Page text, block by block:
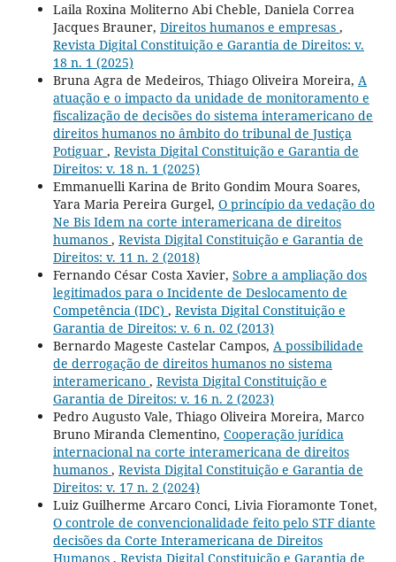
Laila Roxina Moliterno Abi Cheble, Daniela Correa
Jacques Brauner, Direitos humanos e empresas ,
Revista Digital Constituição e Garantia de Direitos: v.
18 n. 1 (2025)
Bruna Agra de Medeiros, Thiago Oliveira Moreira, A
atuação e o impacto da unidade de monitoramento e
fiscalização de decisões do sistema interamericano de
direitos humanos no âmbito do tribunal de Justiça
Potiguar , Revista Digital Constituição e Garantia de
Direitos: v. 18 n. 1 (2025)
Emmanuelli Karina de Brito Gondim Moura Soares,
Yara Maria Pereira Gurgel, O princípio da vedação do
Ne Bis Idem na corte interamericana de direitos
humanos , Revista Digital Constituição e Garantia de
Direitos: v. 11 n. 2 (2018)
Fernando César Costa Xavier, Sobre a ampliação dos
legitimados para o Incidente de Deslocamento de
Competência (IDC) , Revista Digital Constituição e
Garantia de Direitos: v. 6 n. 02 (2013)
Bernardo Mageste Castelar Campos, A possibilidade
de derrogação de direitos humanos no sistema
interamericano , Revista Digital Constituição e
Garantia de Direitos: v. 16 n. 2 (2023)
Pedro Augusto Vale, Thiago Oliveira Moreira, Marco
Bruno Miranda Clementino, Cooperação jurídica
internacional na corte interamericana de direitos
humanos , Revista Digital Constituição e Garantia de
Direitos: v. 17 n. 2 (2024)
Luiz Guilherme Arcaro Conci, Livia Fioramonte Tonet,
O controle de convencionalidade feito pelo STF diante
decisões da Corte Interamericana de Direitos
Humanos , Revista Digital Constituição e Garantia de